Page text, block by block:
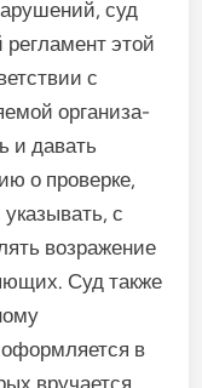
суд
этой
с
организа­
и давать
о провер­ке,
с
воз­ражение
Суд также
оформляется в
вручается